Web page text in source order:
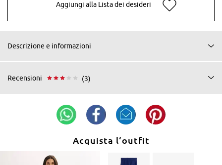
Aggiungi alla Lista dei desideri
Descrizione e informazioni
Recensioni (3)
Acquista l‘outfit